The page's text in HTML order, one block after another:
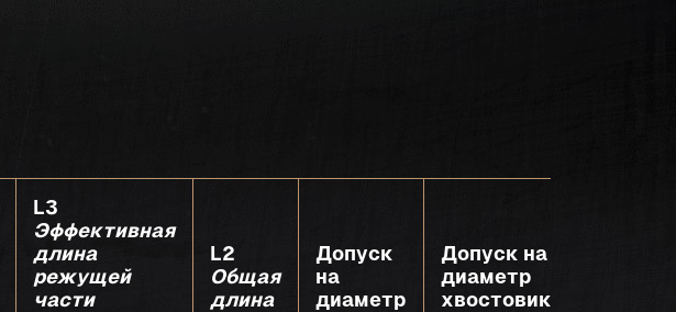
L3
Эффективная
длина
режущей
части
L2
Общая
длина
Допуск
на
диаметр
Допуск на
диаметр
хвостовика